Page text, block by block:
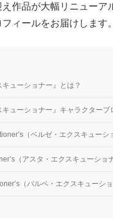
作品が大幅リニューア
ィールをお届けします。
キューショナー』とは？
キューショナー』キャラクタープ
（ベルゼ・エクスキューシ
（アスタ・エクスキューショ
（バルベ・エクスキューショ